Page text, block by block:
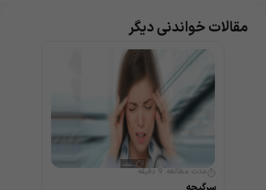
مقالات خواندنی دیگر
مدت مطالعه: 9 دقیقه